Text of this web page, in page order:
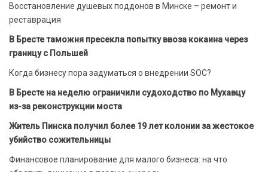
Восстановление душевых поддонов в Минске – ремонт и
реставрация
В Бресте таможня пресекла попытку ввоза кокаина через
границу с Польшей
Когда бизнесу пора задуматься о внедрении SOC?
В Бресте на неделю ограничили судоходство по Мухавцу
из-за реконструкции моста
Житель Пинска получил более 19 лет колонии за жестокое
убийство сожительницы
Финансовое планирование для малого бизнеса: на что